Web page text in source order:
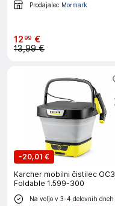
Prodajalec Mormark
1299 €
13,99 €
-20,01 €
Karcher mobilni čistilec OC3
Foldable 1.599-300
Na voljo v 3-4 delovnih dneh